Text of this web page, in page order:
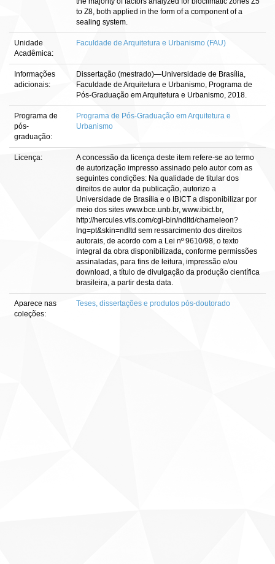
to Z8, both applied in the form of a component of a
sealing system.
Unidade
Acadêmica:
Faculdade de Arquitetura e Urbanismo (FAU)
Informações
adicionais:
Dissertação (mestrado)—Universidade de Brasília,
Faculdade de Arquitetura e Urbanismo, Programa de
Pós-Graduação em Arquitetura e Urbanismo, 2018.
Programa de
pós-
graduação:
Programa de Pós-Graduação em Arquitetura e
Urbanismo
Licença:
A concessão da licença deste item refere-se ao termo
de autorização impresso assinado pelo autor com as
seguintes condições: Na qualidade de titular dos
direitos de autor da publicação, autorizo a
Universidade de Brasília e o IBICT a disponibilizar por
meio dos sites www.bce.unb.br, www.ibict.br,
http://hercules.vtls.com/cgi-bin/ndltd/chameleon?
lng=pt&skin=ndltd sem ressarcimento dos direitos
autorais, de acordo com a Lei nº 9610/98, o texto
integral da obra disponibilizada, conforme permissões
assinaladas, para fins de leitura, impressão e/ou
download, a título de divulgação da produção científica
brasileira, a partir desta data.
Aparece nas
coleções:
Teses, dissertações e produtos pós-doutorado